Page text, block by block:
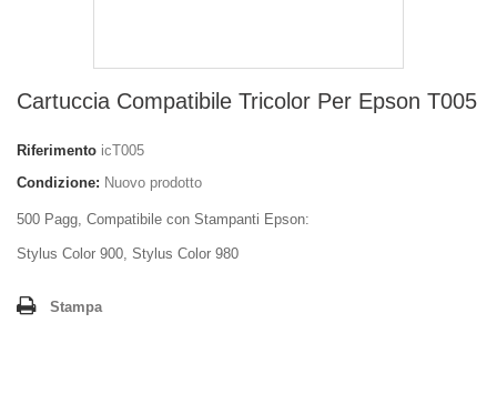
Cartuccia Compatibile Tricolor Per Epson T005
Riferimento icT005
Condizione: Nuovo prodotto
500 Pagg, Compatibile con Stampanti Epson:
Stylus Color 900, Stylus Color 980
Stampa